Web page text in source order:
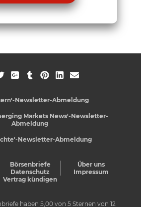
Newsletter-Abmeldung
Markets News'-Newsletter-
Abmeldung
Newsletter-Abmeldung
Börsenbriefe
Über uns
Datenschutz
Impressum
Vertrag kündigen
haben 5,00von 5Sternen von 12